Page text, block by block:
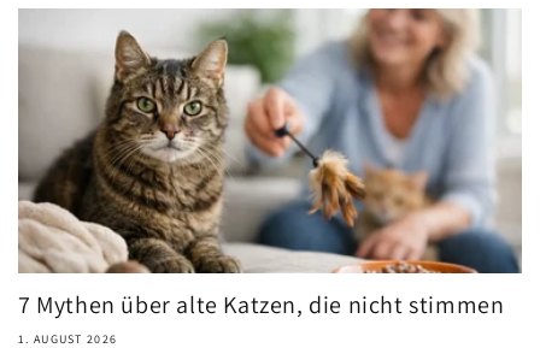
7 Mythen über alte Katzen, die nicht stimmen
1. AUGUST 2026